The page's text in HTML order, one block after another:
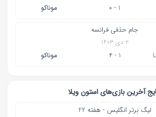
1 - 0 موناکو
جام حذفی فرانسه
۲ دی ۱۴۰۳
1 - 4 موناکو
آخرین بازی‌های استون ویلا
لیگ برتر انگلیس - هفته 22